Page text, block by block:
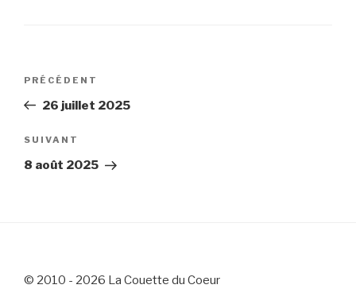
Navigation
l’article
Article
précédent
PRÉCÉDENT
26 juillet 2025
Article
suivant
SUIVANT
8 août 2025
© 2010 - 2026 La Couette du Coeur